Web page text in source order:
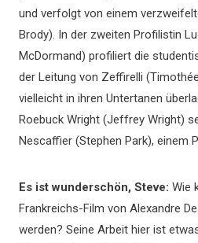
und verfolgt von einem
Brody). In der zweiten Profilistin
McDormand) profiliert die
der Leitung von Zeffirelli
vielleicht in ihren Untertanen
Roebuck Wright (Jeffrey Wright)
Nescaffier (Stephen Park), einem
Es ist wunderschön, Steve: Wie
Frankreichs-Film von Alexandre
werden? Seine Arbeit hier ist